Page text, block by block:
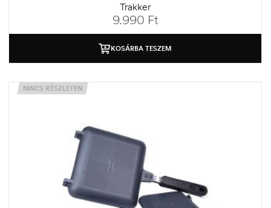
Trakker
9.990 Ft
KOSÁRBA TESZEM
NINCS KÉSZLETEN